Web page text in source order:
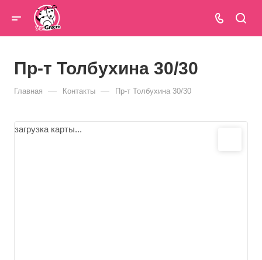
Пр-т Толбухина 30/30
Главная — Контакты — Пр-т Толбухина 30/30
загрузка карты...